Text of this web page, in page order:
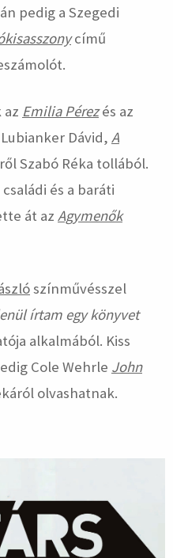
pedig a Szegedi
című
Emilia Pérezés az
Dávid, A
Szabó Réka tollából.
és a baráti
át az Agymenők
színművésszel
írtam egy könyvet
alkalmából. Kiss
Cole Wehrle John
olvashatnak.